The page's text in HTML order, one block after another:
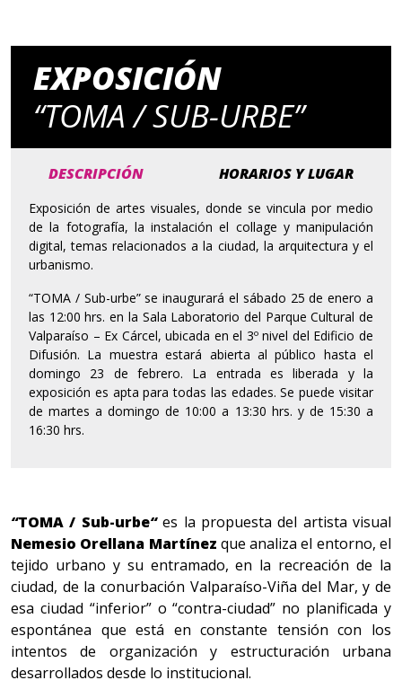
EXPOSICIÓN
“TOMA / SUB-URBE”
DESCRIPCIÓN HORARIOS Y LUGAR
Exposición de artes visuales, donde se vincula por medio
de la fotografía, la instalación el collage y manipulación
digital, temas relacionados a la ciudad, la arquitectura y el
urbanismo.
“TOMA / Sub-urbe” se inaugurará el sábado 25 de enero a
las 12:00 hrs. en la Sala Laboratorio del Parque Cultural de
Valparaíso – Ex Cárcel, ubicada en el 3º nivel del Edificio de
Difusión. La muestra estará abierta al público hasta el
domingo 23 de febrero. La entrada es liberada y la
exposición es apta para todas las edades. Se puede visitar
de martes a domingo de 10:00 a 13:30 hrs. y de 15:30 a
16:30 hrs.
“TOMA / Sub-urbe“es la propuesta del artista visual
Nemesio Orellana Martínez que analiza el entorno, el
tejido urbano y su entramado, en la recreación de la
ciudad, de la conurbación Valparaíso-Viña del Mar, y de
esa ciudad “inferior” o “contra-ciudad” no planificada y
espontánea que está en constante tensión con los
intentos de organización y estructuración urbana
desarrollados desde lo institucional.